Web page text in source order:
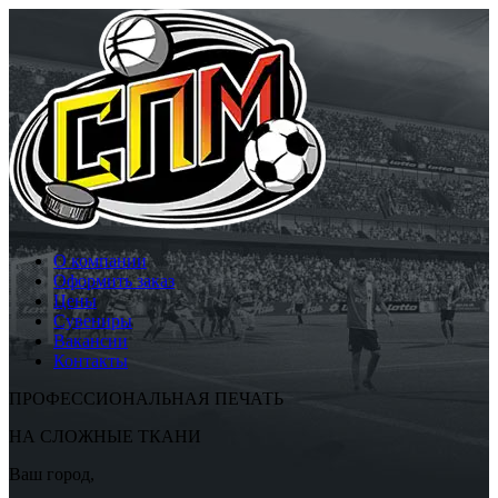
О компании
Оформить заказ
Цены
Сувениры
Вакансии
Контакты
ПРОФЕССИОНАЛЬНАЯ ПЕЧАТЬ
НА СЛОЖНЫЕ ТКАНИ
Ваш город,